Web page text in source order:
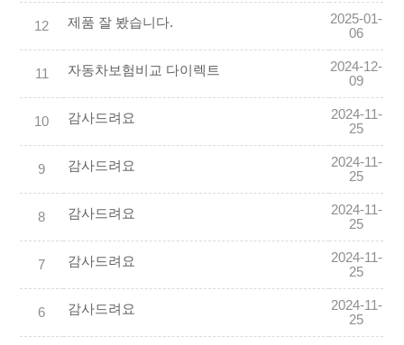
12 제품 잘 봤습니다.
2025-01-
06
11 자동차보험비교 다이렉트
2024-12-
09
10 감사드려요
2024-11-
25
9 감사드려요
2024-11-
25
8 감사드려요
2024-11-
25
7 감사드려요
2024-11-
25
6 감사드려요
2024-11-
25